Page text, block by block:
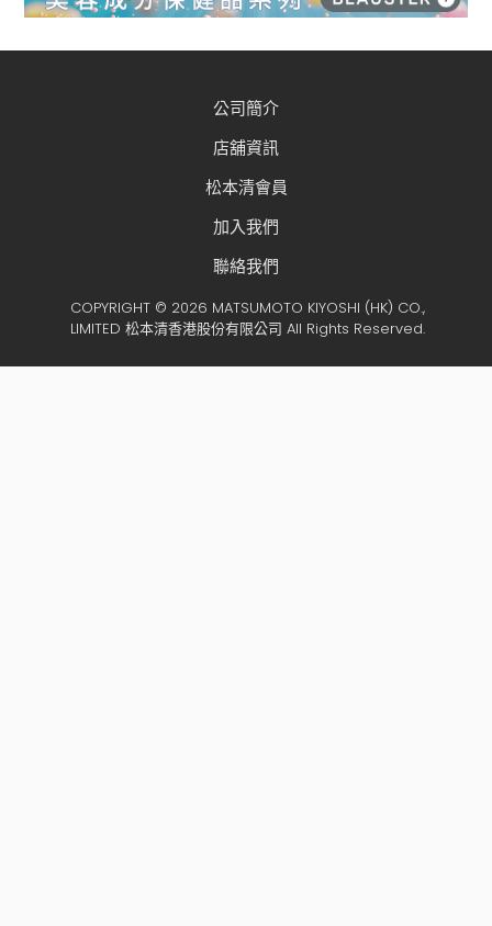
公司簡介
店舖資訊
松本清會員
加入我們
聯絡我們
COPYRIGHT © 2026 MATSUMOTO KIYOSHI (HK) CO.,
LIMITED 松本清香港股份有限公司 All Rights Reserved.